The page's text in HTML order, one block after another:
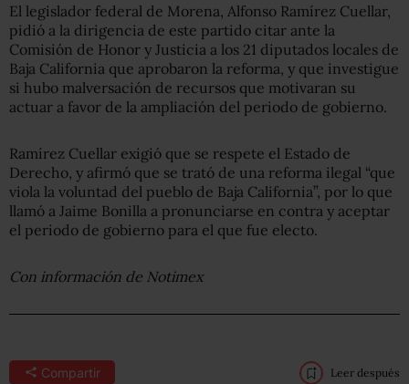
El legislador federal de Morena, Alfonso Ramírez Cuellar,
pidió a la dirigencia de este partido citar ante la
Comisión de Honor y Justicia a los 21 diputados locales de
Baja California que aprobaron la reforma, y que investigue
si hubo malversación de recursos que motivaran su
actuar a favor de la ampliación del periodo de gobierno.
Ramírez Cuellar exigió que se respete el Estado de
Derecho, y afirmó que se trató de una reforma ilegal “que
viola la voluntad del pueblo de Baja California”, por lo que
llamó a Jaime Bonilla a pronunciarse en contra y aceptar
el periodo de gobierno para el que fue electo.
Con información de Notimex
Compartir Leer después